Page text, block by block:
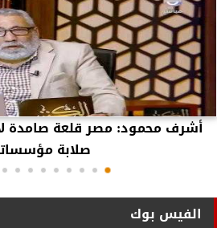
أشرف محمود: مصر قلعة صامدة لا
صلابة
الفيس بوك